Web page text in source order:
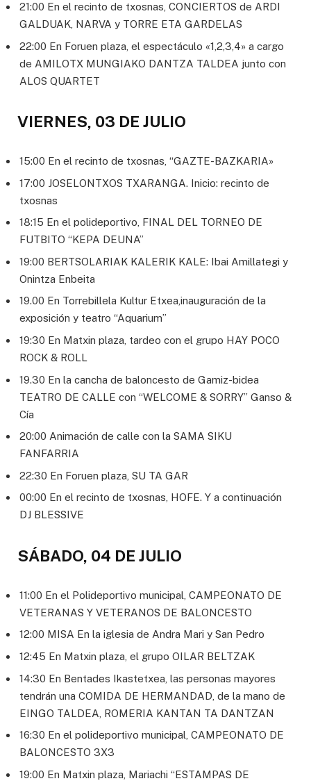
21:00 En el recinto de txosnas, CONCIERTOS de ARDI
GALDUAK, NARVA y TORRE ETA GARDELAS
22:00 En Foruen plaza, el espectáculo «1,2,3,4» a cargo
de AMILOTX MUNGIAKO DANTZA TALDEA junto con
ALOS QUARTET
VIERNES, 03 DE JULIO
15:00 En el recinto de txosnas, “GAZTE-BAZKARIA»
17:00 JOSELONTXOS TXARANGA. Inicio: recinto de
txosnas
18:15 En el polideportivo, FINAL DEL TORNEO DE
FUTBITO “KEPA DEUNA”
19:00 BERTSOLARIAK KALERIK KALE: Ibai Amillategi y
Onintza Enbeita
19.00 En Torrebillela Kultur Etxea,inauguración de la
exposición y teatro “Aquarium”
19:30 En Matxin plaza, tardeo con el grupo HAY POCO
ROCK & ROLL
19.30 En la cancha de baloncesto de Gamiz-bidea
TEATRO DE CALLE con “WELCOME & SORRY” Ganso &
Cía
20:00 Animación de calle con la SAMA SIKU
FANFARRIA
22:30 En Foruen plaza, SU TA GAR
00:00 En el recinto de txosnas, HOFE. Y a continuación
DJ BLESSIVE
SÁBADO, 04 DE JULIO
11:00 En el Polideportivo municipal, CAMPEONATO DE
VETERANAS Y VETERANOS DE BALONCESTO
12:00 MISA En la iglesia de Andra Mari y San Pedro
12:45 En Matxin plaza, el grupo OILAR BELTZAK
14:30 En Bentades Ikastetxea, las personas mayores
tendrán una COMIDA DE HERMANDAD, de la mano de
EINGO TALDEA, ROMERIA KANTAN TA DANTZAN
16:30 En el polideportivo municipal, CAMPEONATO DE
BALONCESTO 3X3
19:00 En Matxin plaza, Mariachi “ESTAMPAS DE